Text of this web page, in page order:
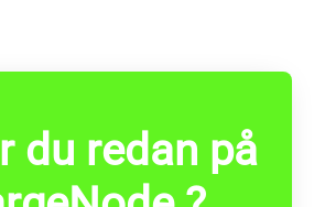
du redan på